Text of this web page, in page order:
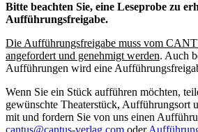
Bitte beachten Sie, eine Leseprobe zu
Aufführungsfreigabe.
Die Aufführungsfreigabe muss vom
angefordert und genehmigt werden. Auch
Aufführungen wird eine
Wenn Sie ein Stück aufführen möchten,
gewünschte Theaterstück, Aufführungsort
mit und fordern Sie von uns einen